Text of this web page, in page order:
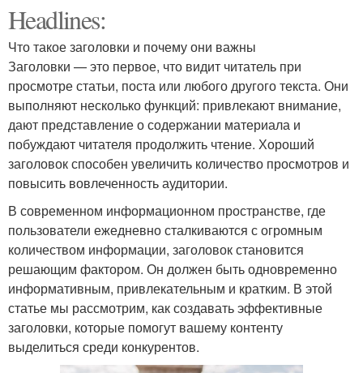
Headlines:
Что такое заголовки и почему они важны
Заголовки — это первое, что видит читатель при
просмотре статьи, поста или любого другого текста. Они
выполняют несколько функций: привлекают внимание,
дают представление о содержании материала и
побуждают читателя продолжить чтение. Хороший
заголовок способен увеличить количество просмотров и
повысить вовлеченность аудитории.
В современном информационном пространстве, где
пользователи ежедневно сталкиваются с огромным
количеством информации, заголовок становится
решающим фактором. Он должен быть одновременно
информативным, привлекательным и кратким. В этой
статье мы рассмотрим, как создавать эффективные
заголовки, которые помогут вашему контенту
выделиться среди конкурентов.